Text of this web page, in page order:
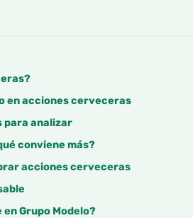
en acciones cerveceras
para analizar
conviene más?
acciones cerveceras
Grupo Modelo?